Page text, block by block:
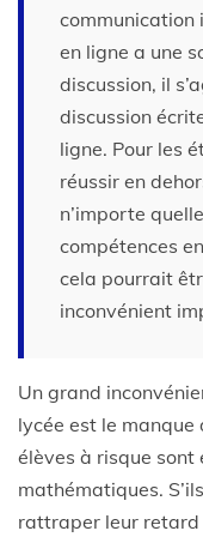
communication
en ligne a une
discussion, il
discussion
ligne. Pour les
réussir en
n’importe
compétences
cela pourrait
inconvénient
Un grand
lycée est le
élèves à risque sont
mathématiques.
rattraper leur retard